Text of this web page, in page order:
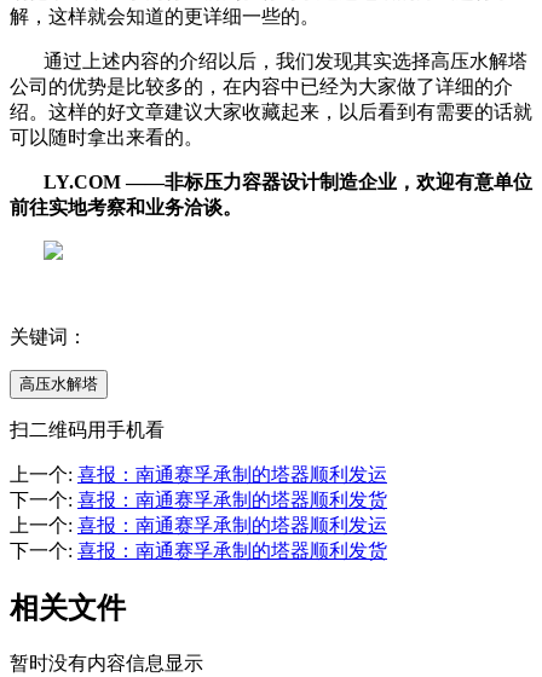
解，这样就会知道的更详细一些的。
通过上述内容的介绍以后，我们发现其实选择高压水解塔
公司的优势是比较多的，在内容中已经为大家做了详细的介
绍。这样的好文章建议大家收藏起来，以后看到有需要的话就
可以随时拿出来看的。
LY.COM ——非标压力容器设计制造企业，欢迎有意单位
前往实地考察和业务洽谈。
关键词：
高压水解塔
扫二维码用手机看
上一个: 喜报：南通赛孚承制的塔器顺利发运
下一个: 喜报：南通赛孚承制的塔器顺利发货
上一个: 喜报：南通赛孚承制的塔器顺利发运
下一个: 喜报：南通赛孚承制的塔器顺利发货
相关文件
暂时没有内容信息显示